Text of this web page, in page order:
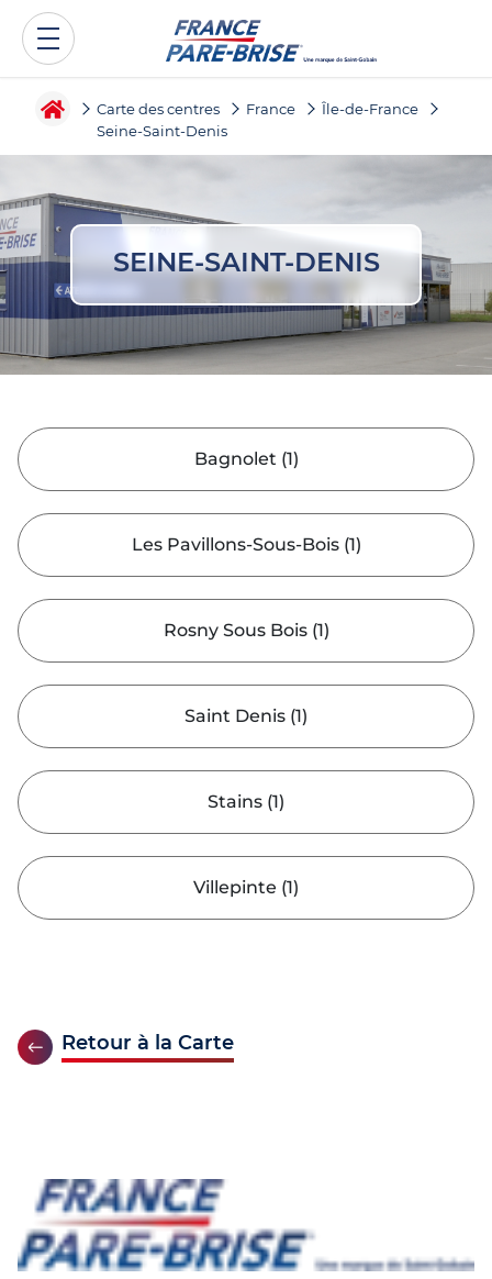
Carte des centres France
Île-de-France
Seine-Saint-Denis
SEINE-SAINT-DENIS
Bagnolet (1)
Les Pavillons-Sous-Bois(1)
Rosny Sous Bois(1)
Saint Denis (1)
Stains (1)
Villepinte (1)
Retour à la Carte